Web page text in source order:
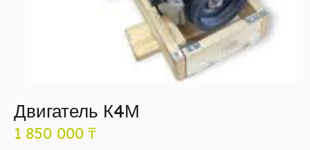
Двигатель К4М
1 850 000 ₸